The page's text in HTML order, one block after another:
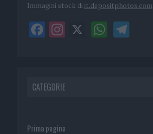
Immagini stock di it.depositphotos.com
CATEGORIE
Prima pagina